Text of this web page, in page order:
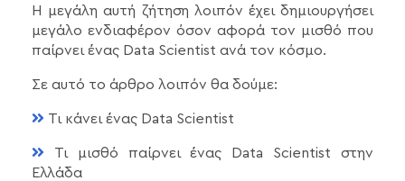
Η μεγάλη αυτή ζήτηση λοιπόν έχει δημιουργήσει
μεγάλο ενδιαφέρον όσον αφορά τον μισθό που
παίρνει ένας Data Scientist ανά τον κόσμο.
Σε αυτό το άρθρο λοιπόν θα δούμε:
Τι κάνει ένας Data Scientist
Τι μισθό παίρνει ένας Data Scientist στην
Ελλάδα